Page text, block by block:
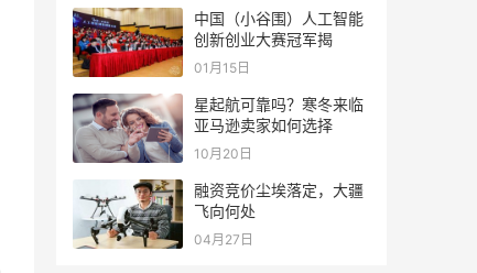
中国（小谷围）人工智能
创新创业大赛冠军揭
01月15日
星起航可靠吗？寒冬来临
亚马逊卖家如何选择
10月20日
融资竞价尘埃落定，大疆
飞向何处
04月27日